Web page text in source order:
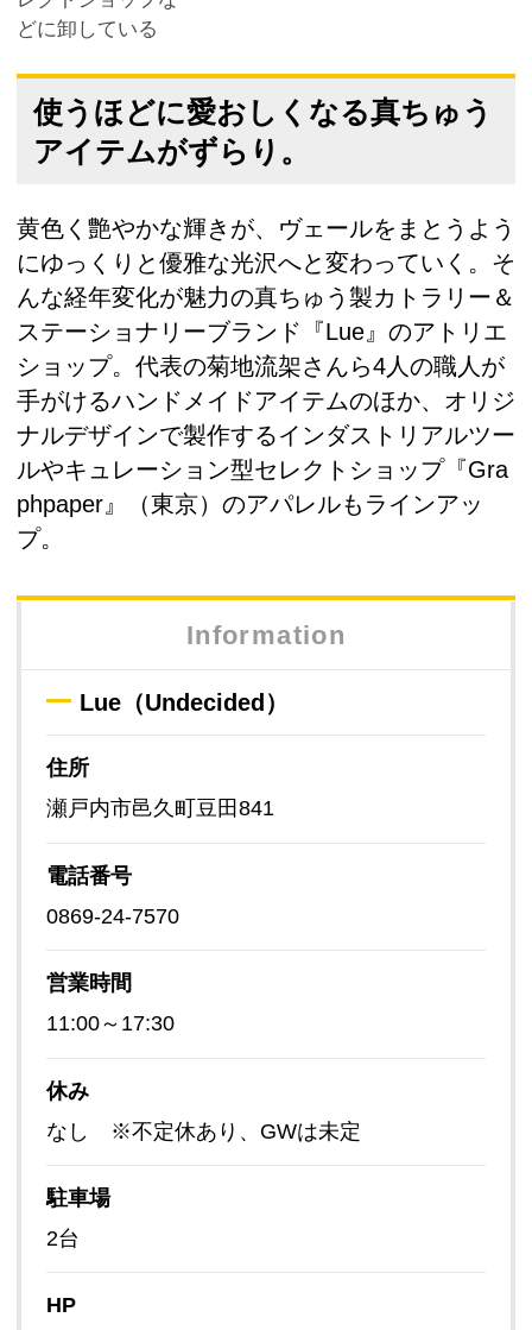
どに卸している
使うほどに愛おしくなる真ちゅう
アイテムがずらり。
黄色く艶やかな輝きが、ヴェールをまとうよう
にゆっくりと優雅な光沢へと変わっていく。そ
んな経年変化が魅力の真ちゅう製カトラリー＆
ステーショナリーブランド『Lue』のアトリエ
ショップ。代表の菊地流架さんら4人の職人が
手がけるハンドメイドアイテムのほか、オリジ
ナルデザインで製作するインダストリアルツー
ルやキュレーション型セレクトショップ『Gra
phpaper』（東京）のアパレルもラインアッ
プ。
Information
Lue（Undecided）
住所
瀬戸内市邑久町豆田841
電話番号
0869-24-7570
営業時間
11:00～17:30
休み
なし ※不定休あり、GWは未定
駐車場
2台
HP